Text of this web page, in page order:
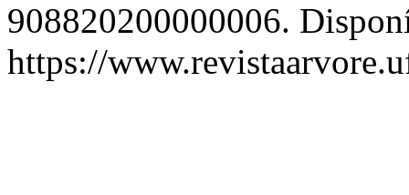
908820200000006.
https://